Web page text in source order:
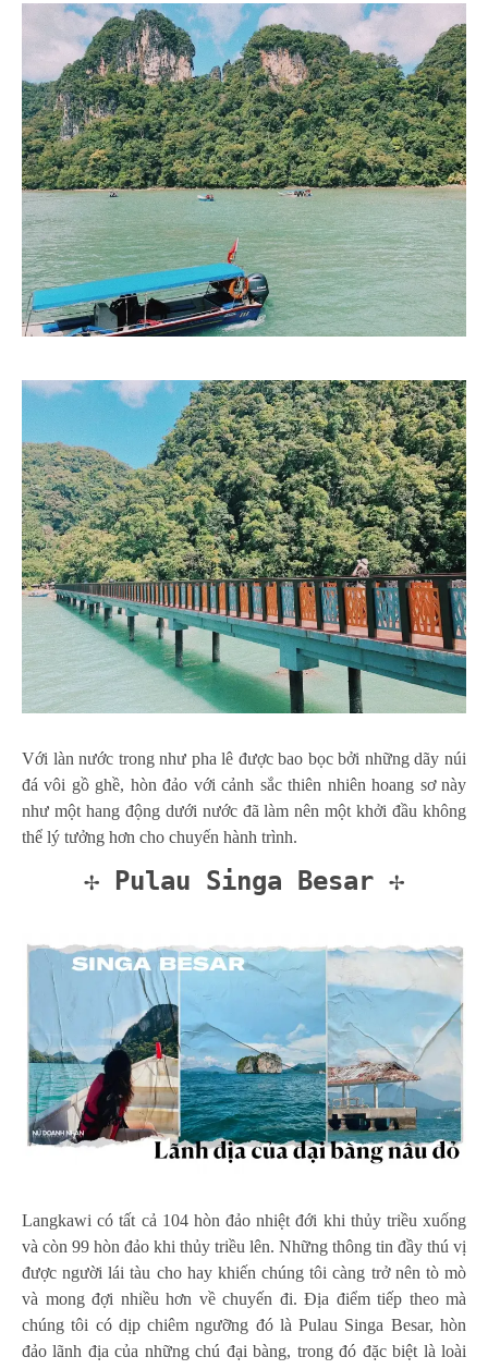
Với làn nước trong như pha lê được bao bọc bởi những dãy núi
đá vôi gồ ghề, hòn đảo với cảnh sắc thiên nhiên hoang sơ này
như một hang động dưới nước đã làm nên một khởi đầu không
thể lý tưởng hơn cho chuyến hành trình.
✢ Pulau Singa Besar ✢
Langkawi có tất cả 104 hòn đảo nhiệt đới khi thủy triều xuống
và còn 99 hòn đảo khi thủy triều lên. Những thông tin đầy thú vị
được người lái tàu cho hay khiến chúng tôi càng trở nên tò mò
và mong đợi nhiều hơn về chuyến đi. Địa điểm tiếp theo mà
chúng tôi có dịp chiêm ngưỡng đó là Pulau Singa Besar, hòn
đảo lãnh địa của những chú đại bàng, trong đó đặc biệt là loài